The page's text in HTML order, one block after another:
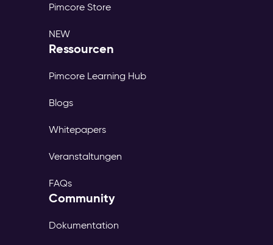
Pimcore Store
NEW
Ressourcen
Pimcore Learning Hub
Blogs
Whitepapers
Veranstaltungen
FAQs
Community
Dokumentation